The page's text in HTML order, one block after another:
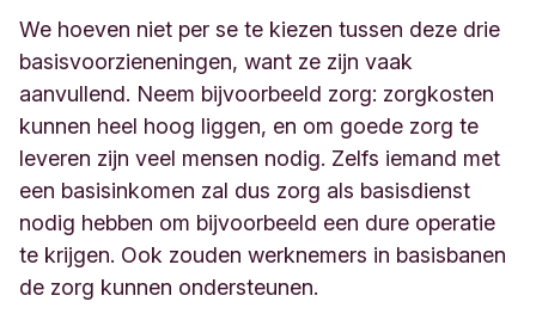
We hoeven niet per se te kiezen tussen deze drie
basisvoorzieneningen, want ze zijn vaak
aanvullend. Neem bijvoorbeeld zorg: zorgkosten
kunnen heel hoog liggen, en om goede zorg te
leveren zijn veel mensen nodig. Zelfs iemand met
een basisinkomen zal dus zorg als basisdienst
nodig hebben om bijvoorbeeld een dure operatie
te krijgen. Ook zouden werknemers in basisbanen
de zorg kunnen ondersteunen.